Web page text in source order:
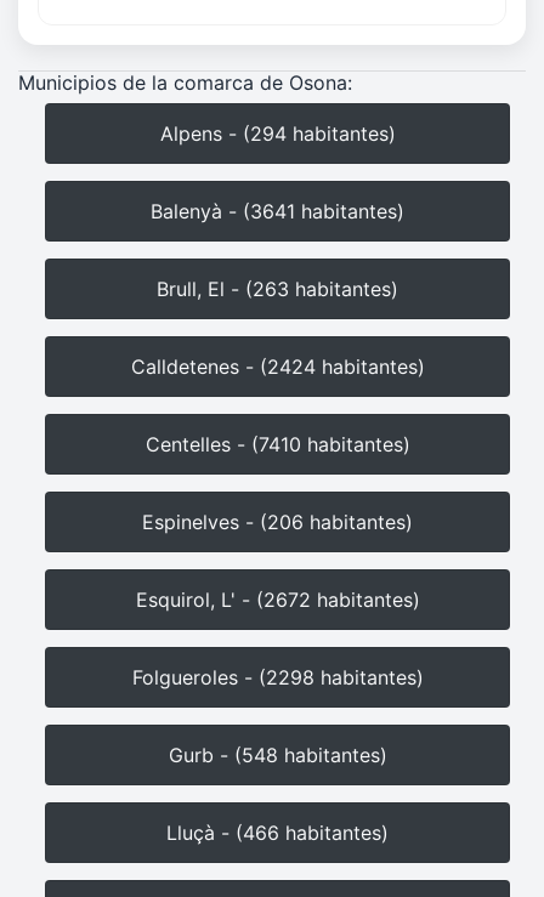
Municipios de la comarca de Osona:
Alpens - (294 habitantes)
Balenyà - (3641 habitantes)
Brull, El - (263 habitantes)
Calldetenes - (2424 habitantes)
Centelles - (7410 habitantes)
Espinelves - (206 habitantes)
Esquirol, L' - (2672 habitantes)
Folgueroles - (2298 habitantes)
Gurb - (548 habitantes)
Lluçà - (466 habitantes)